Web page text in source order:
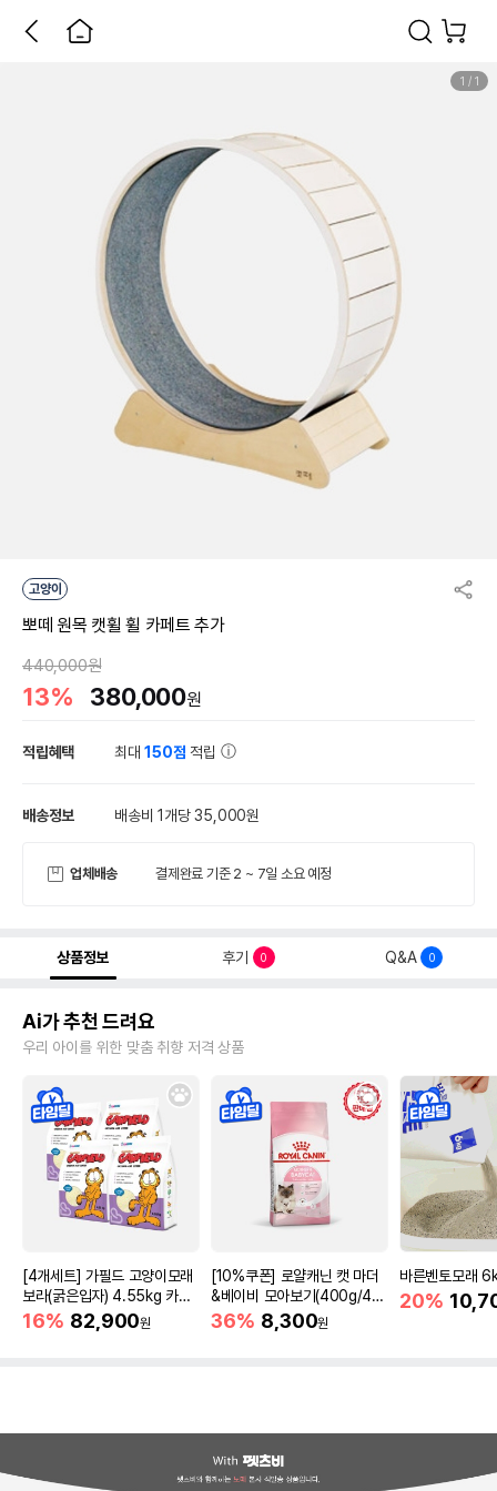
1 / 1
고양이
뽀떼 원목 캣휠 휠 카페트 추가
440,000원
13% 380,000원
적립혜택 최대150점 적립
배송정보 배송비 1개당 35,000원
업체배송 결제완료 기준 2 ~ 7일 소요 예정
상품정보 후기 0 Q&A 0
Ai가 추천 드려요
우리 아이를 위한 맞춤 취향 저격 상품
[4개세트] 가필드 고양이모래
보라(굵은입자) 4.55kg 카사
바모래
16% 82,900원
[10%쿠폰] 로얄캐닌 캣 마더
&베이비 모아보기(400g/4/1
0kg)
36% 8,300원
바른벤토모래
20%